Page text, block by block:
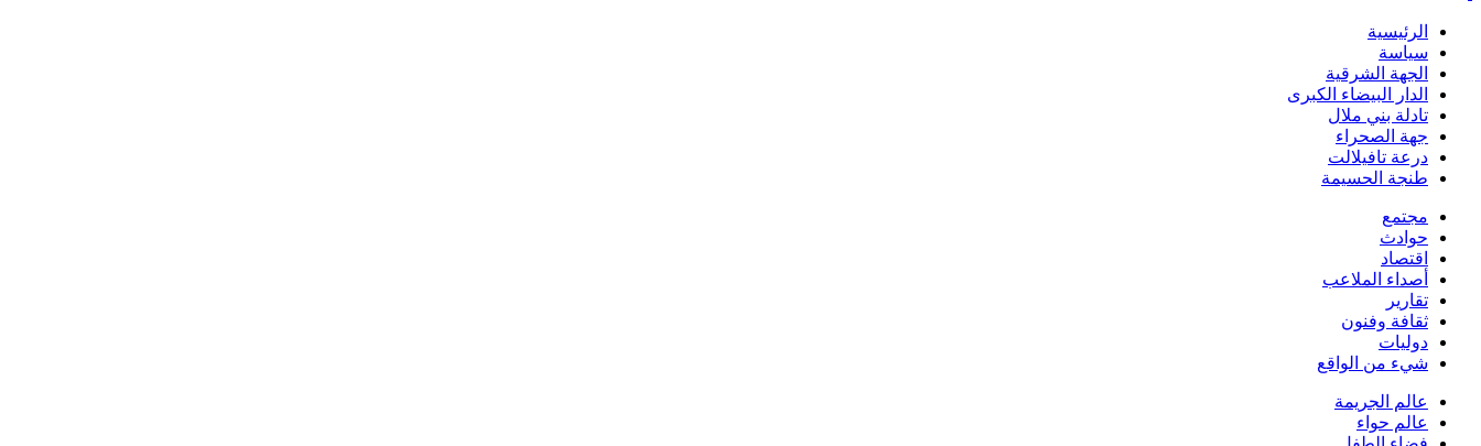
الرئيسية
سياسة
الجهة الشرقية
الدار البيضاء الكبرى
تادلة بني ملال
جهة الصحراء
درعة تافيلالت
طنجة الحسيمة
مجتمع
حوادث
اقتصاد
أصداء الملاعب
تقارير
ثقافة وفنون
دوليات
شيء من الواقع
عالم الجريمة
عالم حواء